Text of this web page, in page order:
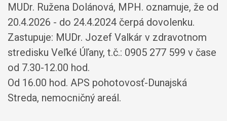
MUDr. Ružena Dolánová, MPH. oznamuje, že od
20.4.2026 - do 24.4.2024 čerpá dovolenku.
Zastupuje: MUDr. Jozef Valkár v zdravotnom
stredisku Veľké Úľany, t.č.: 0905 277 599 v čase
od 7.30-12.00 hod.
Od 16.00 hod. APS pohotovosť-Dunajská
Streda, nemocničný areál.